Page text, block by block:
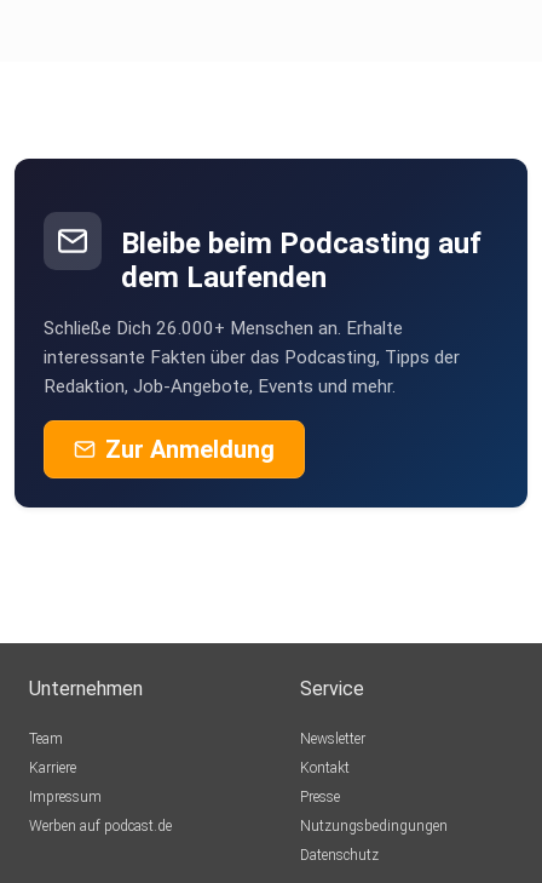
Bleibe beim Podcasting auf
dem Laufenden
Schließe Dich 26.000+ Menschen an. Erhalte
interessante Fakten über das Podcasting, Tipps der
Redaktion, Job-Angebote, Events und mehr.
Zur Anmeldung
Unternehmen
Team
Karriere
Impressum
Werben auf podcast.de
Service
Newsletter
Kontakt
Presse
Nutzungsbedingungen
Datenschutz